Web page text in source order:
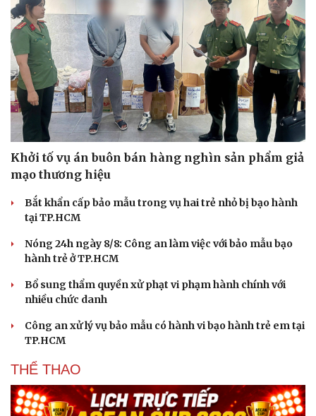
Văn hóa
Sân khấu - Điện ảnh
Giải trí
Nghệ sĩ
Khởi tố vụ án buôn bán hàng nghìn sản phẩm giả
mạo thương hiệu
Bắt khẩn cấp bảo mẫu trong vụ hai trẻ nhỏ bị bạo hành
tại TP.HCM
Nóng 24h ngày 8/8: Công an làm việc với bảo mẫu bạo
hành trẻ ở TP.HCM
Bổ sung thẩm quyền xử phạt vi phạm hành chính với
nhiều chức danh
Công an xử lý vụ bảo mẫu có hành vi bạo hành trẻ em tại
TP.HCM
THỂ THAO